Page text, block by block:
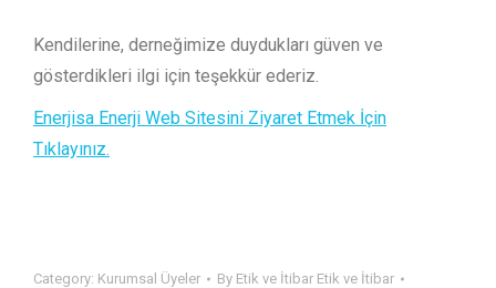
Kendilerine, derneğimize duydukları güven ve
gösterdikleri ilgi için teşekkür ederiz.
Enerjisa Enerji Web Sitesini Ziyaret Etmek İçin
Tıklayınız.
Category: Kurumsal Üyeler By Etik ve İtibar Etik ve İtibar